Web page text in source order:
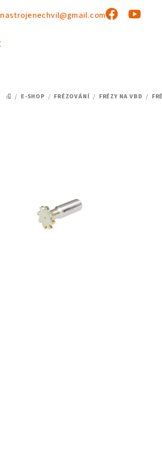
nastrojenechvil@gmail.com
DOMŮ
/ E-SHOP / FRÉZOVÁNÍ / FRÉZY NA VBD /